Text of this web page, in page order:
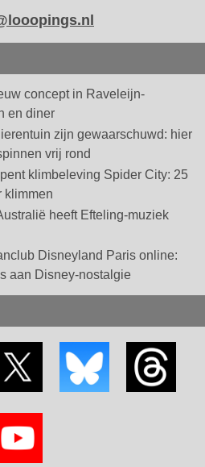
concept in Raveleijn-
en diner
zijn gewaarschuwd: hier
vrij rond
klimbeleving Spider City: 25
klimmen
heeft Efteling-muziek
Disneyland Paris online:
aan Disney-nostalgie